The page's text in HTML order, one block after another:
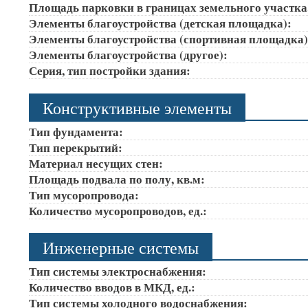
Площадь парковки в границах земельного
Элементы благоустройства (детская площадка):
Элементы благоустройства (спортивная
Элементы благоустройства (другое):
Серия, тип постройки здания:
Конструктивные элементы
Тип фундамента:
Тип перекрытий:
Материал несущих стен:
Площадь подвала по полу, кв.м:
Тип мусоропровода:
Количество мусоропроводов, ед.:
Инженерные системы
Тип системы электроснабжения:
Количество вводов в МКД, ед.:
Тип системы холодного водоснабжения: